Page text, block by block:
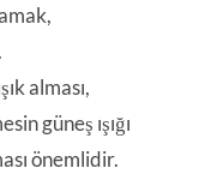
alması,
güneş ışığı
önemlidir.